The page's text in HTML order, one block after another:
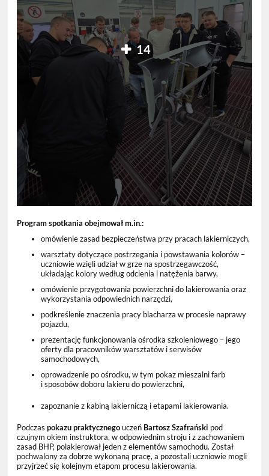
14
Program spotkania obejmował m.in.:
omówienie zasad bezpieczeństwa przy pracach lakierniczych,
warsztaty dotyczące postrzegania i powstawania kolorów –
uczniowie wzięli udział w grze na spostrzegawczość,
układając kolory według odcienia i natężenia barwy,
omówienie przygotowania powierzchni do lakierowania oraz
wykorzystania odpowiednich narzędzi,
podkreślenie znaczenia pracy blacharza w procesie naprawy
pojazdu,
prezentację funkcjonowania ośrodka szkoleniowego – jego
oferty dla pracowników warsztatów i serwisów
samochodowych,
oprowadzenie po ośrodku, w tym pokaz mieszalni farb
i sposobów doboru lakieru do powierzchni,
zapoznanie z kabiną lakierniczą i etapami lakierowania.
Podczaspokazu praktycznegouczeń Bartosz Szafrański pod
czujnym okiem instruktora, w odpowiednim stroju i z zachowaniem
zasad BHP, polakierował jeden z elementów samochodu. Został
pochwalony za dobrze wykonaną pracę, a pozostali uczniowie mogli
przyjrzeć się kolejnym etapom procesu lakierowania.